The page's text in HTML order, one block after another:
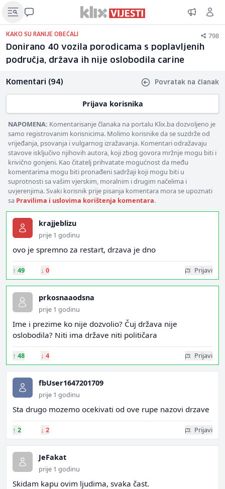
KAKO SU RANIJE OBEĆALI 798
Donirano 40 vozila porodicama s poplavljenih
područja, država ih nije oslobodila carine
Komentari (94) Povratak na članak
Prijava korisnika
NAPOMENA: Komentarisanje članaka na portalu Klix.ba dozvoljeno je
samo registrovanim korisnicima. Molimo korisnike da se suzdrže od
vrijeđanja, psovanja i vulgarnog izražavanja. Komentari odražavaju
stavove isključivo njihovih autora, koji zbog govora mržnje mogu biti i
krivično gonjeni. Kao čitatelj prihvatate mogućnost da među
komentarima mogu biti pronađeni sadržaji koji mogu biti u
suprotnosti sa vašim vjerskim, moralnim i drugim načelima i
uvjerenjima. Svaki korisnik prije pisanja komentara mora se upoznati
sa Pravilima i uslovima korištenja komentara.
krajjeblizu
prije 1 godinu
ovo je spremno za restart, drzava je dno
↑ 49 ↓ 0 Prijavi
prkosnaaodsna
prije 1 godinu
Ime i prezime ko nije dozvolio? Čuj država nije
oslobodila? Niti ima države niti političara
↑ 48 ↓ 4 Prijavi
fbUser1647201709
prije 1 godinu
Sta drugo mozemo ocekivati od ove rupe nazovi drzave
↑ 2 ↓ 2 Prijavi
JeFakat
prije 1 godinu
Skidam kapu ovim ljudima, svaka čast.